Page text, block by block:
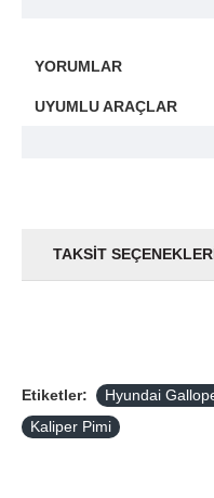
YORUMLAR
UYUMLU ARAÇLAR
TAKSIT
Etiketler:
Hyundai
Kaliper Pimi